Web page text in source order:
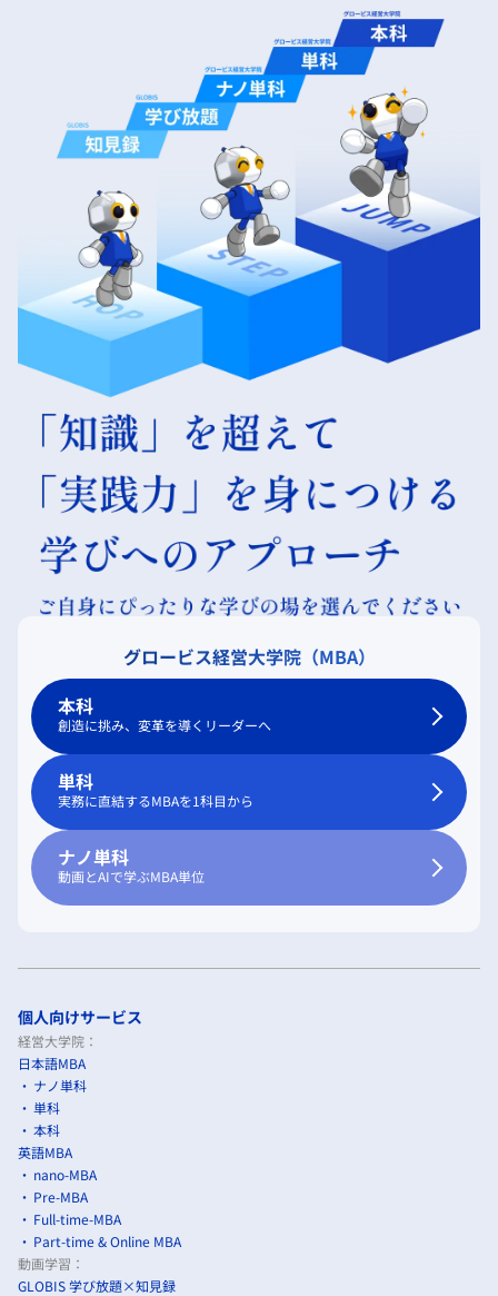
グロービス経営大学院（MBA）
本科
創造に挑み、変革を導くリーダーへ
単科
実務に直結するMBAを1科目から
ナノ単科
動画とAIで学ぶMBA単位
個人向けサービス
経営大学院：
日本語MBA
ナノ単科
単科
本科
英語MBA
nano-MBA
Pre-MBA
Full-time-MBA
Part-time & Online MBA
動画学習：
GLOBIS 学び放題×知見録